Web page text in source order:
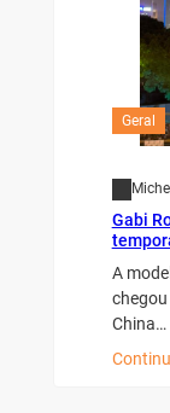
Geral
Gabi
A
China…